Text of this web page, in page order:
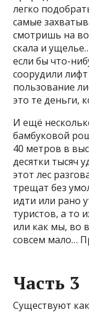
легко
самые
смотришь на
скала и
если бы что-
соорудили
пользование
это те деньги,
И ещё
бамбуковой
40 метров в
десятки тысяч
этот лес
трещат без
идти или рано
туристов, а то
или как мы, во
совсем мало…
Часть 3
Существуют